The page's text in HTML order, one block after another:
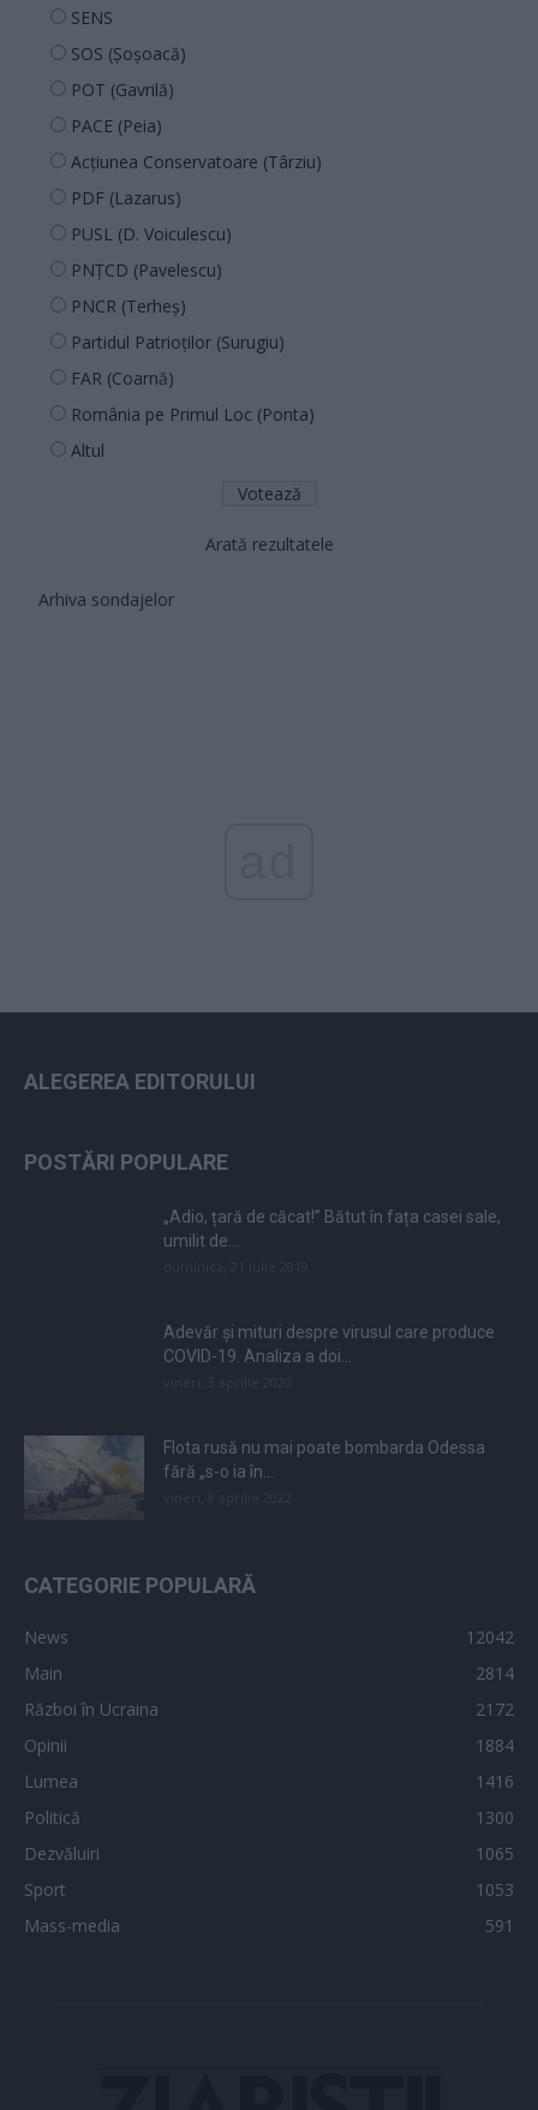
SENS
SOS (Șoșoacă)
POT (Gavrilă)
PACE (Peia)
Acțiunea Conservatoare (Târziu)
PDF (Lazarus)
PUSL (D. Voiculescu)
PNȚCD (Pavelescu)
PNCR (Terheș)
Partidul Patrioților (Surugiu)
FAR (Coarnă)
România pe Primul Loc (Ponta)
Altul
Arată rezultatele
Arhiva sondajelor
ALEGEREA EDITORULUI
POSTĂRI POPULARE
„Adio, țară de căcat!” Bătut în fața casei sale,
umilit de...
Adevăr și mituri despre virusul care produce
COVID-19. Analiza a doi...
Flota rusă nu mai poate bombarda Odessa
fără „s-o ia în...
CATEGORIE POPULARĂ
News
12042
Main
2814
Război în Ucraina
2172
Opinii
1884
Lumea
1416
Politică
1300
Dezvăluiri
1065
Sport
1053
Mass-media
591